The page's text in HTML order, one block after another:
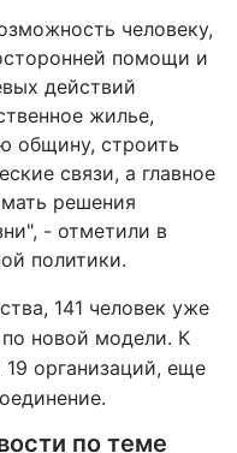
человеку,
помощи и
действий
жилье,
общину, строить
связи, а главное
решения
- отметили в
политики.
141 человек уже
по новой модели. К
организаций, еще
по теме